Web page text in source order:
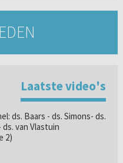
Laatste video's
ds. Baars - ds. Simons- ds.
van Vlastuin
2)